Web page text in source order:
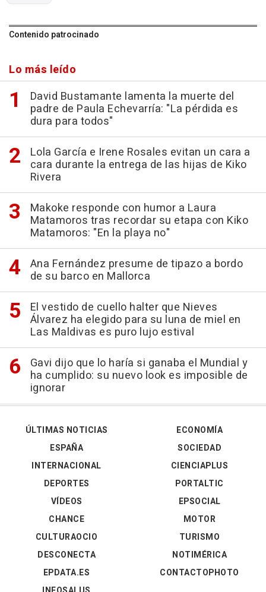
Contenido patrocinado
Lo más leído
David Bustamante lamenta la muerte del
padre de Paula Echevarría: "La pérdida es
dura para todos"
Lola García e Irene Rosales evitan un cara a
cara durante la entrega de las hijas de Kiko
Rivera
Makoke responde con humor a Laura
Matamoros tras recordar su etapa con Kiko
Matamoros: "En la playa no"
Ana Fernández presume de tipazo a bordo
de su barco en Mallorca
El vestido de cuello halter que Nieves
Álvarez ha elegido para su luna de miel en
Las Maldivas es puro lujo estival
Gavi dijo que lo haría si ganaba el Mundial y
ha cumplido: su nuevo look es imposible de
ignorar
ÚLTIMAS NOTICIAS
ESPAÑA
INTERNACIONAL
DEPORTES
VÍDEOS
ECONOMÍA
SOCIEDAD
CIENCIAPLUS
PORTALTIC
EPSOCIAL
CHANCE
CULTURAOCIO
DESCONECTA
EPDATA.ES
MOTOR
TURISMO
NOTIMÉRICA
CONTACTOPHOTO